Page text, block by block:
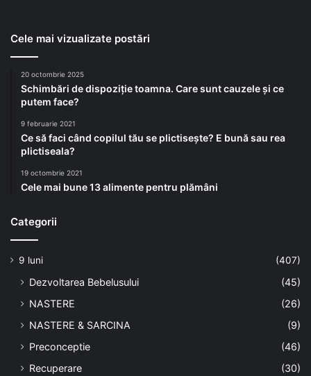
Cele mai vizualizate postări
20 octombrie 2025
Schimbări de dispoziție toamna. Care sunt cauzele și ce
putem face?
9 februarie 2021
Ce să faci când copilul tău se plictisește? E bună sau rea
plictiseala?
19 octombrie 2021
Cele mai bune 13 alimente pentru plămâni
Categorii
9 luni (407)
Dezvoltarea Bebelusului
(45)
NASTERE
(26)
NASTERE & SARCINA
(9)
Preconceptie
(46)
Recuperare
(30)